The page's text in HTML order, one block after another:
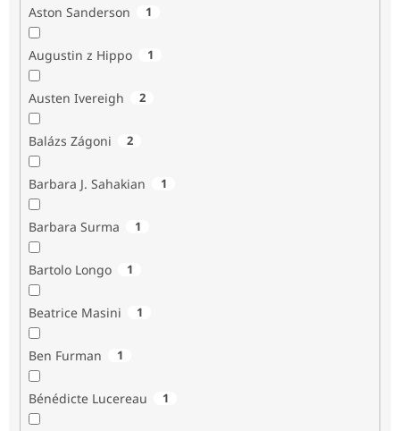
Aston Sanderson 1
Augustin z Hippo 1
Austen Ivereigh 2
Balázs Zágoni 2
Barbara J. Sahakian 1
Barbara Surma 1
Bartolo Longo 1
Beatrice Masini 1
Ben Furman 1
Bénédicte Lucereau 1